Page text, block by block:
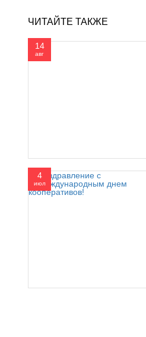
ЧИТАЙТЕ ТАКЖЕ
14
авг
4
июл